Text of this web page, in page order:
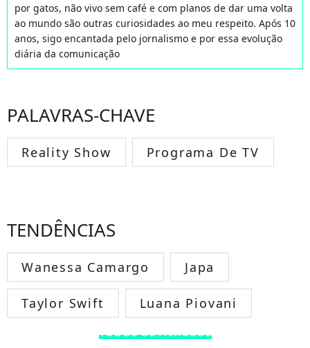
por gatos, não vivo sem café e com planos de dar uma volta
ao mundo são outras curiosidades ao meu respeito. Após 10
anos, sigo encantada pelo jornalismo e por essa evolução
diária da comunicação
PALAVRAS-CHAVE
Reality Show Programa De TV
TENDÊNCIAS
Wanessa Camargo Japa
Taylor Swift Luana Piovani
TODOS OS FAMOSOS